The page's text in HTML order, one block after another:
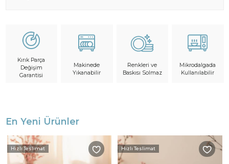
Kırık Parça
Değişim
Garantisi
Makinede
Yıkanabilir
Renkleri ve
Baskısı Solmaz
Mikrodalgada
Kullanılabilir
En Yeni Ürünler
Hızlı Teslimat Hızlı Teslimat